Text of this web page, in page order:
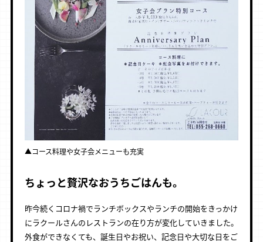
▲コース料理や女子会メニューも充実
ちょっと贅沢なおうちごはんも。
昨今続くコロナ禍でランチボックスやランチの開始をきっかけ
にラクールさんのレストランの在り方が変化していきました。
外食ができなくても、誕生日やお祝い、記念日や大切な日をご